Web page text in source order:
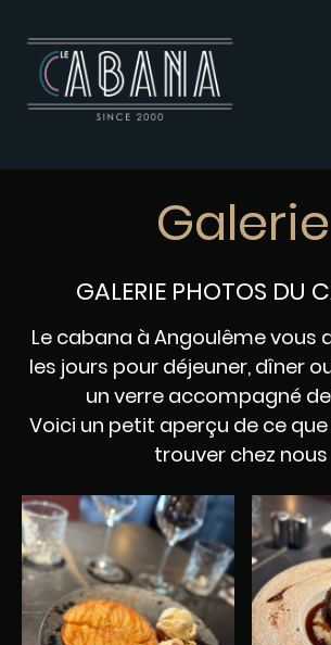
Galerie
GALERIE PHOTOS DU
Le cabana à Angoulême vous
les jours pour déjeuner, dîner
un verre accompagné
Voici un petit aperçu de ce
trouver chez nous